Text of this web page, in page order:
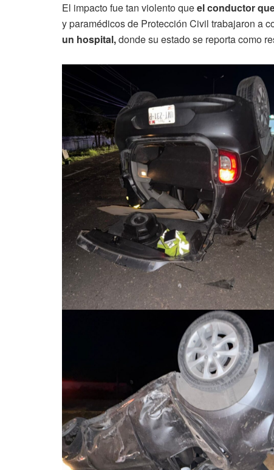
El impacto fue tan violento queel conductor
y paramédicos de Protección Civil trabajaron a
un hospital,donde su estado se reporta como